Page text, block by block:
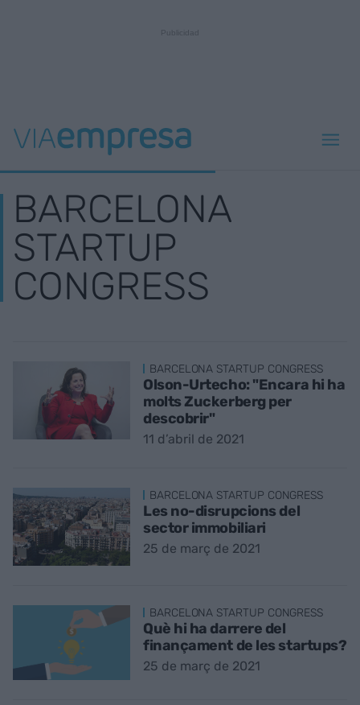
BARCELONA
STARTUP
CONGRESS
BARCELONA STARTUP CONGRESS
Olson-Urtecho: "Encara hi ha
molts Zuckerberg per
descobrir"
11 d’abril de 2021
BARCELONA STARTUP CONGRESS
Les no-disrupcions del
sector immobiliari
25 de març de 2021
BARCELONA STARTUP CONGRESS
Què hi ha darrere del
finançament de les startups?
25 de març de 2021